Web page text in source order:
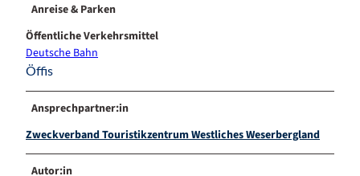
Anreise & Parken
Öffentliche Verkehrsmittel
Deutsche Bahn
Öffis
Ansprechpartner:in
Zweckverband Touristikzentrum Westliches Weserbergland
Autor:in